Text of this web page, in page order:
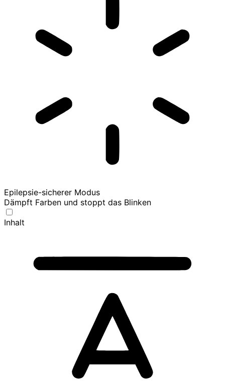
Epilepsie-sicherer Modus
Dämpft Farben und stoppt das Blinken
Inhalt